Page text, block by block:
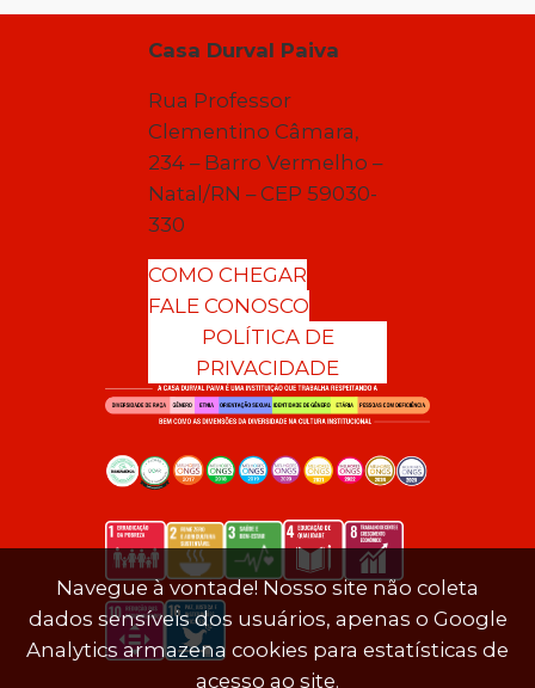
Casa Durval Paiva
Rua Professor
Clementino Câmara,
234 – Barro Vermelho –
Natal/RN – CEP 59030-
330
COMO CHEGAR
FALE CONOSCO
POLÍTICA DE
PRIVACIDADE
Navegue à vontade! Nosso site não coleta
dados sensíveis dos usuários, apenas o Google
Analytics armazena cookies para estatísticas de
acesso ao site.